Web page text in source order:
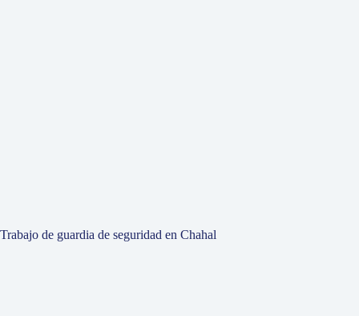
Trabajo de guardia de seguridad en Chahal